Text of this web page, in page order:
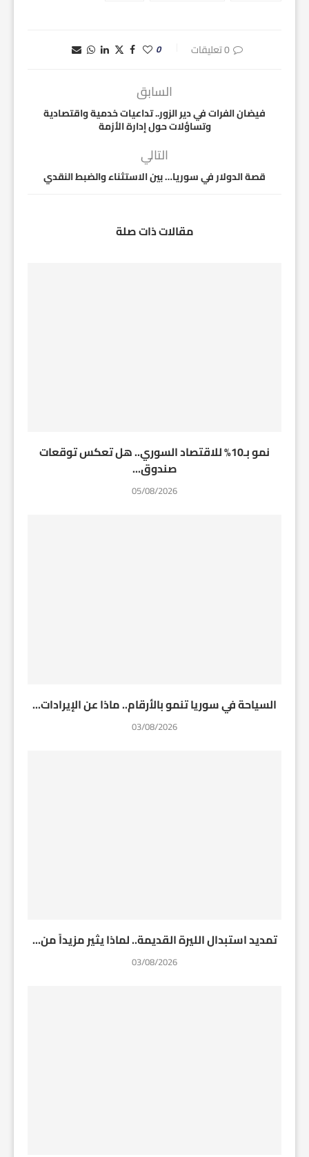
0 تعليقات 0
السابق
فيضان الفرات في دير الزور.. تداعيات خدمية واقتصادية
وتساؤلات حول إدارة الأزمة
التالي
قصة الدولار في سوريا… بين الاستثناء والضبط النقدي
مقالات ذات صلة
نمو بـ10% للاقتصاد السوري.. هل تعكس توقعات
صندوق...
05/08/2026
السياحة في سوريا تنمو بالأرقام.. ماذا عن الإيرادات...
03/08/2026
تمديد استبدال الليرة القديمة.. لماذا يثير مزيداً من...
03/08/2026